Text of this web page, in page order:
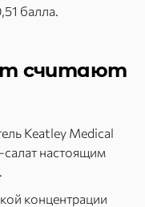
балла.
считают
Keatley Medical
настоящим
концентрации